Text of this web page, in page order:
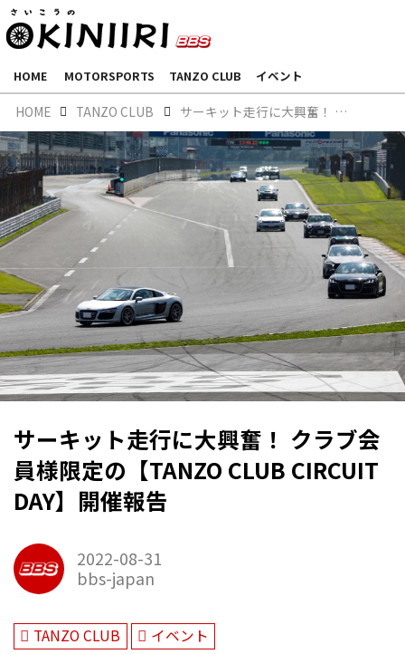
HOME MOTORSPORTS TANZO CLUB イベント
HOME TANZO CLUB サーキット走行に大興奮！ クラブ会員様限定の【TANZO CLUB CIRCUIT DAY】開催報告
サーキット走行に大興奮！ クラブ会
員様限定の【TANZO CLUB CIRCUIT
DAY】開催報告
2022-08-31
bbs-japan
TANZO CLUB
イベント